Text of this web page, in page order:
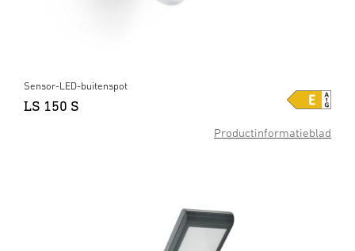
Productinformatieblad
Sensor-LED-buitenspot
LS 150 S